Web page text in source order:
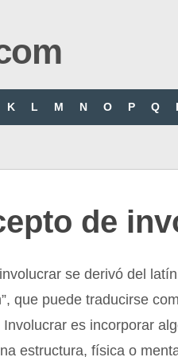
K L M N O P Q
de
se derivó del latín
que puede traducirse
Involucrar es incorporar
estructura, física o